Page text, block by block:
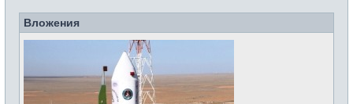
и
Вложения